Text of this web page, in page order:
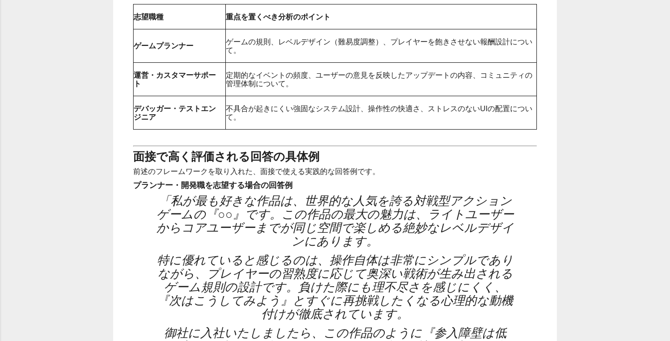
志望職種 重点を置くべき分析のポイント
ゲームプランナー
ゲームの規則、レベルデザイン（難易度調整）、プレイヤーを飽きさせない報酬設計につい
て。
運営・カスタマーサポー
ト
定期的なイベントの頻度、ユーザーの意見を反映したアップデートの内容、コミュニティの
管理体制について。
デバッガー・テストエン
ジニア
不具合が起きにくい強固なシステム設計、操作性の快適さ、ストレスのないUIの配置につい
て。
面接で高く評価される回答の具体例
前述のフレームワークを取り入れた、面接で使える実践的な回答例です。
プランナー・開発職を志望する場合の回答例
「私が最も好きな作品は、世界的な人気を誇る対戦型アクション
ゲームの『○○』です。この作品の最大の魅力は、ライトユーザー
からコアユーザーまでが同じ空間で楽しめる絶妙なレベルデザイ
ンにあります。
特に優れていると感じるのは、操作自体は非常にシンプルであり
ながら、プレイヤーの習熟度に応じて奥深い戦術が生み出される
ゲーム規則の設計です。負けた際にも理不尽さを感じにくく、
『次はこうしてみよう』とすぐに再挑戦したくなる心理的な動機
付けが徹底されています。
御社に入社いたしましたら、この作品のように『参入障壁は低